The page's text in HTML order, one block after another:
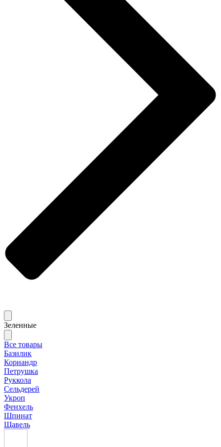
Зеленные
Все товары
Базилик
Кориандр
Петрушка
Руккола
Сельдерей
Укроп
Фенхель
Шпинат
Щавель